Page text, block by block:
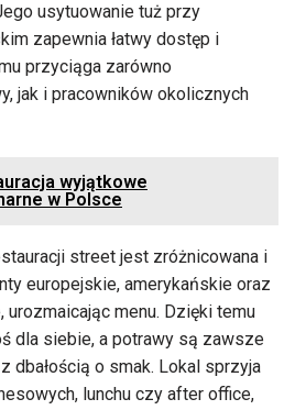
usytuowanie tuż przy
zapewnia łatwy dostęp i
przyciąga zarówno
jak i pracowników okolicznych
wyjątkowe
w Polsce
street jest zróżnicowana i
europejskie, amerykańskie oraz
menu. Dzięki temu
dla siebie, a potrawy są zawsze
dbałością o smak. Lokal sprzyja
lunchu czy after office,